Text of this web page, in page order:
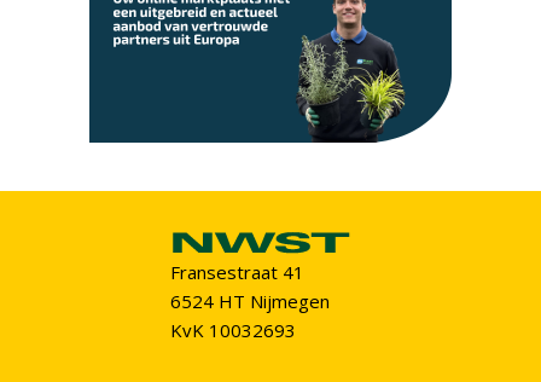
Fransestraat 41
6524 HT Nijmegen
KvK 10032693